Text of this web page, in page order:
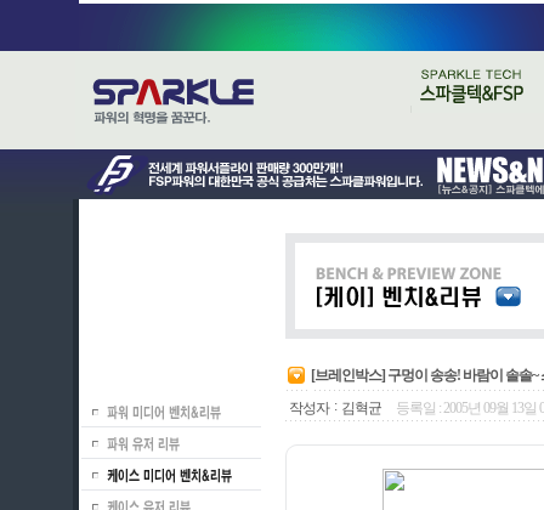
[브레인박스] 구멍이 송송! 바람이 솔솔~
작성자 : 김혁균 등록일 : 2005년 09월 13일